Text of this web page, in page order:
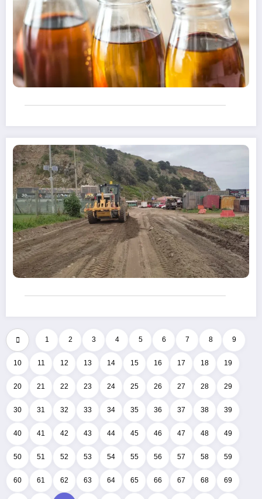
1 2 3 4 5 6 7 8 9
10 11 12 13 14 15 16 17 18 19
20 21 22 23 24 25 26 27 28 29
30 31 32 33 34 35 36 37 38 39
40 41 42 43 44 45 46 47 48 49
50 51 52 53 54 55 56 57 58 59
60 61 62 63 64 65 66 67 68 69